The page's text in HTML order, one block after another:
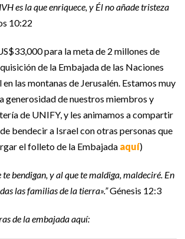
es la que enriquece, y Él no añade tristeza
10:22
para la meta de 2 millones de
de la Embajada de las Naciones
las montanas de Jerusalén. Estamos muy
generosidad de nuestros miembros y
de UNIFY, y les animamos a compartir
bendecir a Israel con otras personas que
el folleto de la Embajada aquí)
te bendigan, y al que te maldiga, maldeciré. En
las familias de la tierra».”Génesis 12:3
de la embajada aquí: